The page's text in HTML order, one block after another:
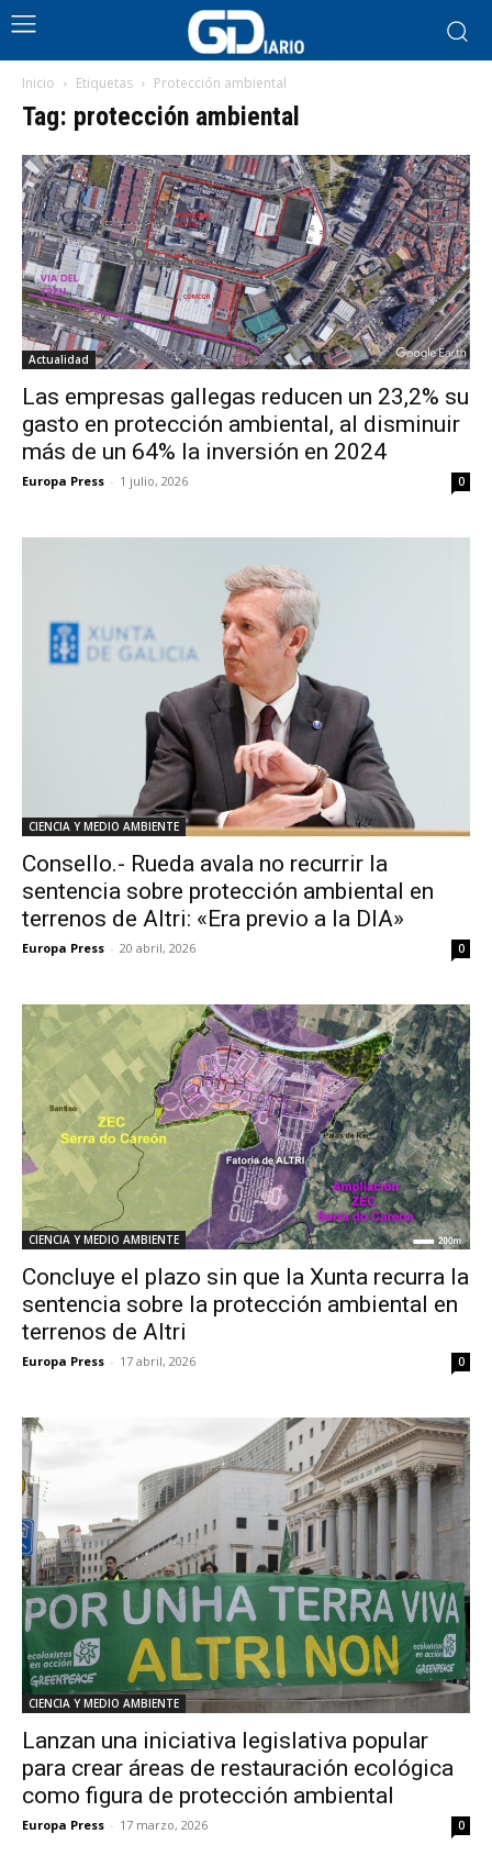
Inicio Etiquetas Protección ambiental
Tag: protección ambiental
Actualidad
Las empresas gallegas reducen un 23,2% su
gasto en protección ambiental, al disminuir
más de un 64% la inversión en 2024
Europa Press - 1 julio, 2026 0
CIENCIA Y MEDIO AMBIENTE
Consello.- Rueda avala no recurrir la
sentencia sobre protección ambiental en
terrenos de Altri: «Era previo a la DIA»
Europa Press - 20 abril, 2026 0
CIENCIA Y MEDIO AMBIENTE
Concluye el plazo sin que la Xunta recurra la
sentencia sobre la protección ambiental en
terrenos de Altri
Europa Press - 17 abril, 2026 0
CIENCIA Y MEDIO AMBIENTE
Lanzan una iniciativa legislativa popular
para crear áreas de restauración ecológica
como figura de protección ambiental
Europa Press - 17 marzo, 2026 0